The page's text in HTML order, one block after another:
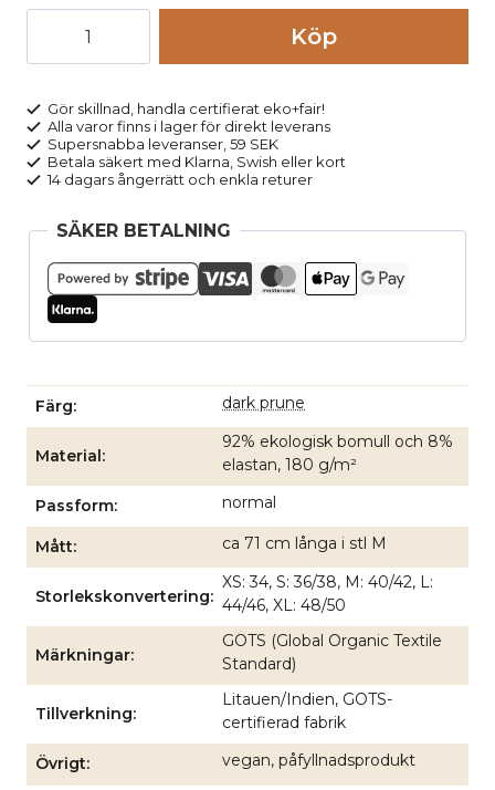
ANNEDORE
mängd
Köp
Gör skillnad, handla certifierat eko+fair!
Alla varor finns i lager för direkt leverans
Supersnabba leveranser, 59 SEK
Betala säkert med Klarna, Swish eller kort
14 dagars ångerrätt och enkla returer
SÄKER BETALNING
Färg dark prune
Material
92% ekologisk bomull och 8%
elastan, 180 g/m²
Passform normal
Mått ca 71 cm långa i stl M
Storlekskonvertering
XS: 34, S: 36/38, M: 40/42, L:
44/46, XL: 48/50
Märkningar
GOTS (Global Organic Textile
Standard)
Tillverkning
Litauen/Indien, GOTS-
certifierad fabrik
Övrigt vegan, påfyllnadsprodukt